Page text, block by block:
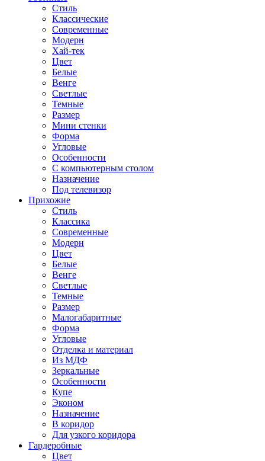
Стиль
Классические
Современные
Модерн
Хай-тек
Цвет
Белые
Венге
Светлые
Темные
Размер
Мини стенки
Форма
Угловые
Особенности
С компьютерным столом
Назначение
Под телевизор
Прихожие
Стиль
Классика
Современные
Модерн
Цвет
Белые
Венге
Светлые
Темные
Размер
Малогабаритные
Форма
Угловые
Отделка и материал
Из МДФ
Зеркальные
Особенности
Купе
Эконом
Назначение
В коридор
Для узкого коридора
Гардеробные
Цвет